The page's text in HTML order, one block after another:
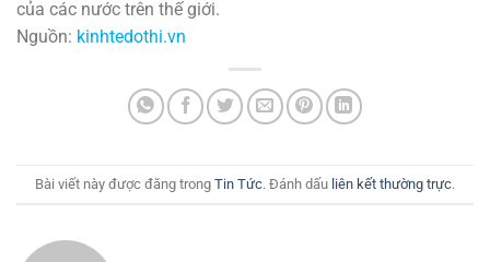
của các nước trên thế giới.
Nguồn: kinhtedothi.vn
Bài viết này được đăng trong Tin Tức. Đánh dấu liên kết thường trực.